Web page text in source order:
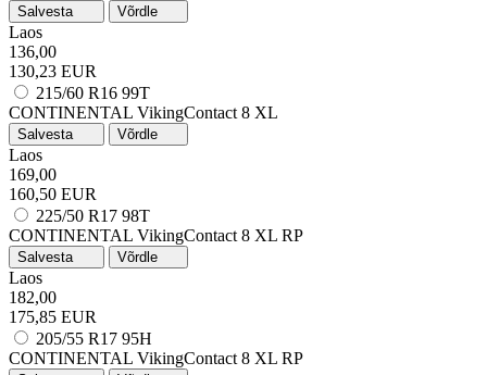
Salvesta Võrdle
Laos
136,00
130,23 EUR
215/60 R16 99T
CONTINENTAL VikingContact 8 XL
Salvesta Võrdle
Laos
169,00
160,50 EUR
225/50 R17 98T
CONTINENTAL VikingContact 8 XL RP
Salvesta Võrdle
Laos
182,00
175,85 EUR
205/55 R17 95H
CONTINENTAL VikingContact 8 XL RP